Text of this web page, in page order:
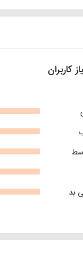
کاربران
بد